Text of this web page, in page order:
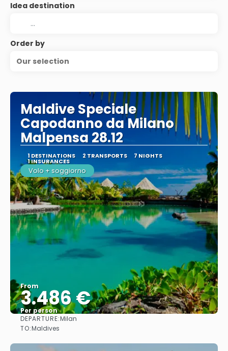
Idea destination
Order by
Our selection
Maldive Speciale
Capodanno da Milano
Malpensa 28.12
1 DESTINATIONS 2 TRANSPORTS 7 NIGHTS
1 INSURANCES
Volo + soggiorno
From
3.486 €
Per person
DEPARTURE:Milan
TO:Maldives